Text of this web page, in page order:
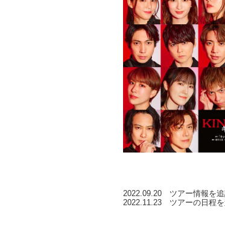
2022.09.20 ツアー情報を追
2022.11.23 ツアーの日程を